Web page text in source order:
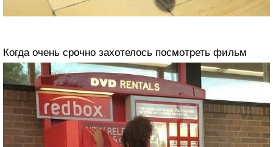
Когда очень срочно захотелось посмотреть фильм